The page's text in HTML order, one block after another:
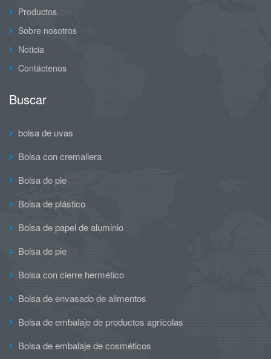
Productos
Sobre nosotros
Noticia
Contáctenos
Buscar
bolsa de uvas
Bolsa con cremallera
Bolsa de pie
Bolsa de plástico
Bolsa de papel de aluminio
Bolsa de pie
Bolsa con cierre hermético
Bolsa de envasado de alimentos
Bolsa de embalaje de productos agrícolas
Bolsa de embalaje de cosméticos